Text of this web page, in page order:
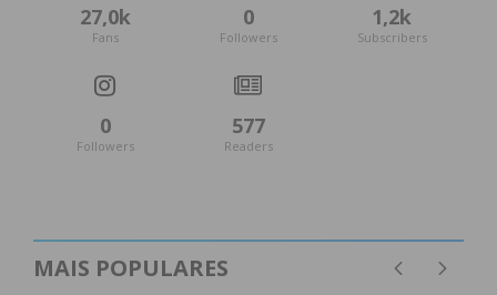
27,0k
Fans
0
Followers
1,2k
Subscribers
0
Followers
577
Readers
MAIS POPULARES